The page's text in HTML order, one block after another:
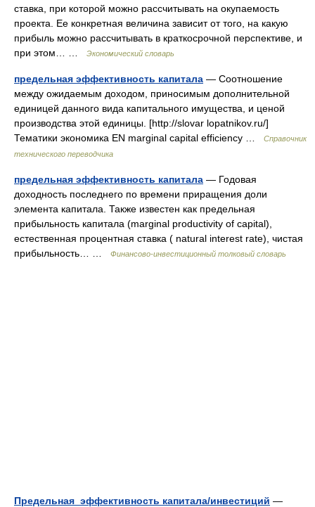
ставка, при которой можно рассчитывать на окупаемость
проекта. Ее конкретная величина зависит от того, на какую
прибыль можно рассчитывать в краткосрочной перспективе, и
при этом… …
Экономический словарь
предельная эффективность капитала — Соотношение
между ожидаемым доходом, приносимым дополнительной
единицей данного вида капитального имущества, и ценой
производства этой единицы. [http://slovar lopatnikov.ru/]
Тематики экономика EN marginal capital efficiency …
Справочник
технического переводчика
предельная эффективность капитала — Годовая
доходность последнего по времени приращения доли
элемента капитала. Также известен как предельная
прибыльность капитала (marginal productivity of capital),
естественная процентная ставка ( natural interest rate), чистая
прибыльность… …
Финансово-инвестиционный толковый словарь
Предельная эффективность капитала/инвестиций —